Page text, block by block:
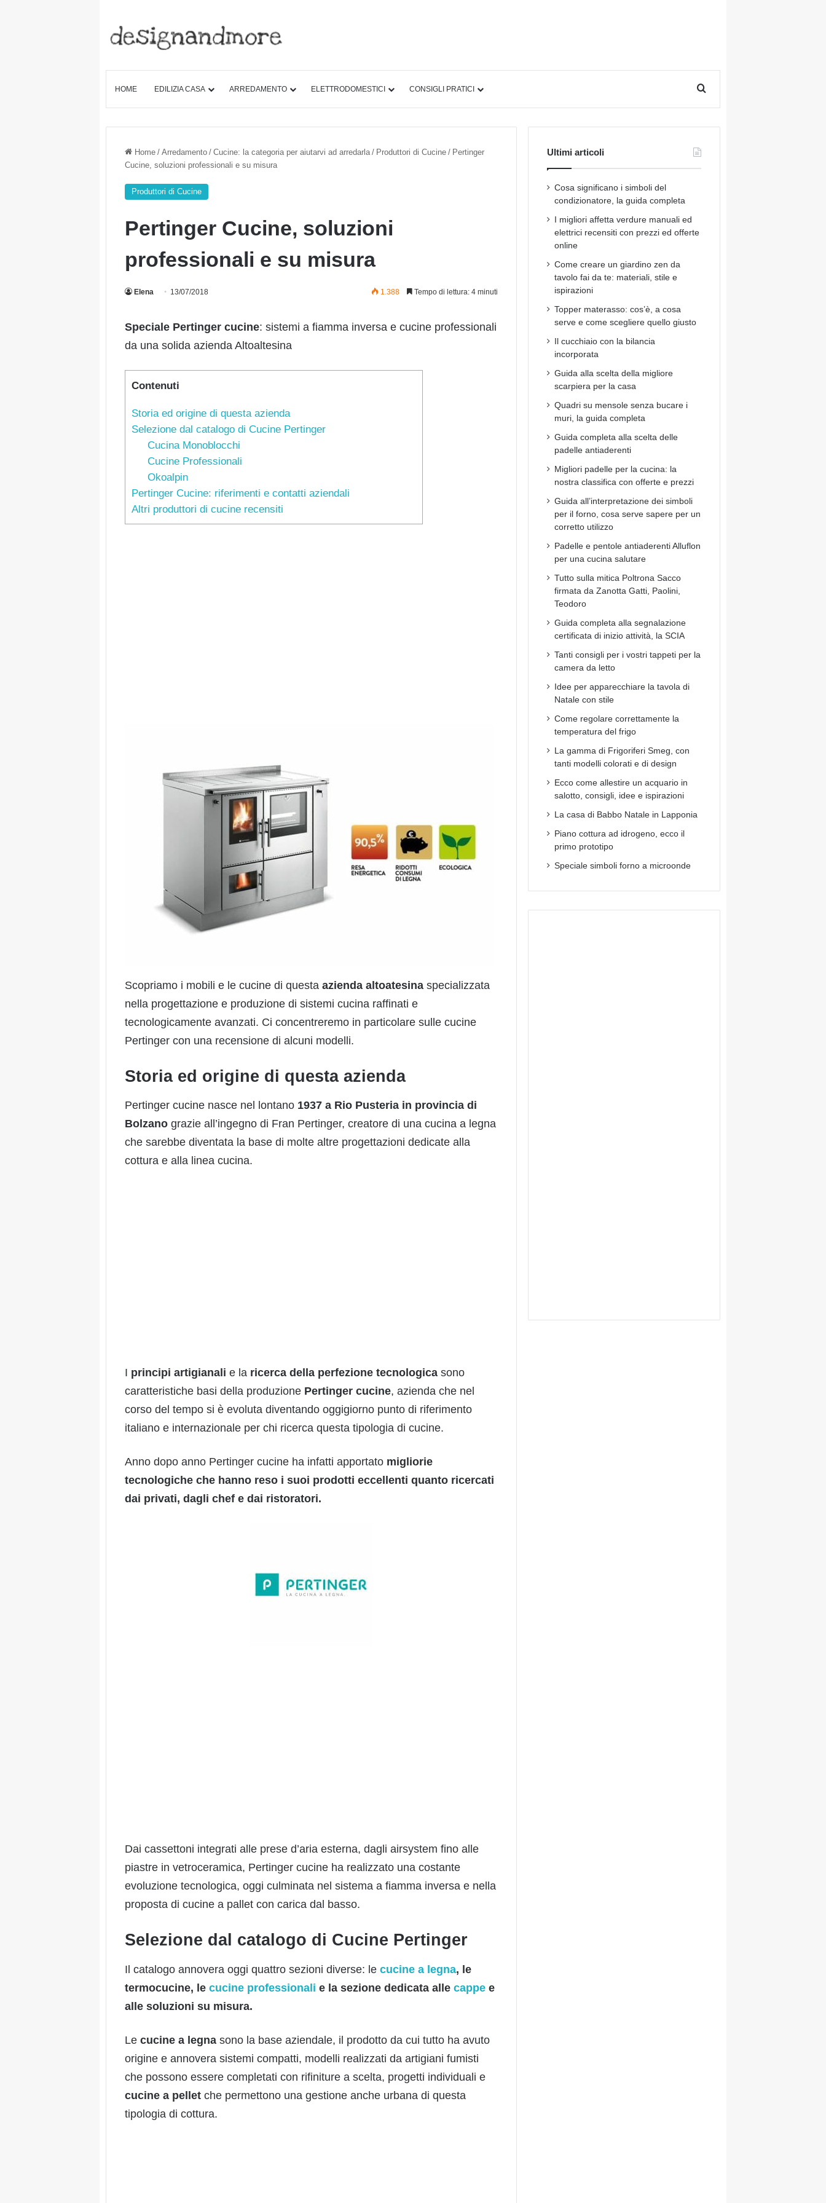
HOME EDILIZIA CASA ARREDAMENTO ELETTRODOMESTICI CONSIGLI PRATICI
Home / Arredamento / Cucine: la categoria per aiutarvi ad arredarla / Produttori di Cucine / Pertinger
Cucine, soluzioni professionali e su misura
Produttori di Cucine
Pertinger Cucine, soluzioni
professionali e su misura
Elena 13/07/2018 1.388 Tempo di lettura: 4 minuti
Speciale Pertinger cucine: sistemi a fiamma inversa e cucine professionali
da una solida azienda Altoaltesina
Contenuti
Storia ed origine di questa azienda
Selezione dal catalogo di Cucine Pertinger
Cucina Monoblocchi
Cucine Professionali
Okoalpin
Pertinger Cucine: riferimenti e contatti aziendali
Altri produttori di cucine recensiti
Scopriamo i mobili e le cucine di questa azienda altoatesina specializzata
nella progettazione e produzione di sistemi cucina raffinati e
tecnologicamente avanzati. Ci concentreremo in particolare sulle cucine
Pertinger con una recensione di alcuni modelli.
Storia ed origine di questa azienda
Pertinger cucine nasce nel lontano 1937 a Rio Pusteria in provincia di
Bolzano grazie all’ingegno di Fran Pertinger, creatore di una cucina a legna
che sarebbe diventata la base di molte altre progettazioni dedicate alla
cottura e alla linea cucina.
I principi artigianali e la ricerca della perfezione tecnologica sono
caratteristiche basi della produzione Pertinger cucine, azienda che nel
corso del tempo si è evoluta diventando oggigiorno punto di riferimento
italiano e internazionale per chi ricerca questa tipologia di cucine.
Anno dopo anno Pertinger cucine ha infatti apportato migliorie
tecnologiche che hanno reso i suoi prodotti eccellenti quanto ricercati
dai privati, dagli chef e dai ristoratori.
Dai cassettoni integrati alle prese d’aria esterna, dagli airsystem fino alle
piastre in vetroceramica, Pertinger cucine ha realizzato una costante
evoluzione tecnologica, oggi culminata nel sistema a fiamma inversa e nella
proposta di cucine a pallet con carica dal basso.
Selezione dal catalogo di Cucine Pertinger
Il catalogo annovera oggi quattro sezioni diverse: le cucine a legna, le
termocucine, le cucine professionali e la sezione dedicata alle cappe e
alle soluzioni su misura.
Le cucine a legna sono la base aziendale, il prodotto da cui tutto ha avuto
origine e annovera sistemi compatti, modelli realizzati da artigiani fumisti
che possono essere completati con rifiniture a scelta, progetti individuali e
cucine a pellet che permettono una gestione anche urbana di questa
tipologia di cottura.
Ultimi articoli
Cosa significano i simboli del
condizionatore, la guida completa
I migliori affetta verdure manuali ed
elettrici recensiti con prezzi ed offerte
online
Come creare un giardino zen da
tavolo fai da te: materiali, stile e
ispirazioni
Topper materasso: cos’è, a cosa
serve e come scegliere quello giusto
Il cucchiaio con la bilancia
incorporata
Guida alla scelta della migliore
scarpiera per la casa
Quadri su mensole senza bucare i
muri, la guida completa
Guida completa alla scelta delle
padelle antiaderenti
Migliori padelle per la cucina: la
nostra classifica con offerte e prezzi
Guida all’interpretazione dei simboli
per il forno, cosa serve sapere per un
corretto utilizzo
Padelle e pentole antiaderenti Alluflon
per una cucina salutare
Tutto sulla mitica Poltrona Sacco
firmata da Zanotta Gatti, Paolini,
Teodoro
Guida completa alla segnalazione
certificata di inizio attività, la SCIA
Tanti consigli per i vostri tappeti per la
camera da letto
Idee per apparecchiare la tavola di
Natale con stile
Come regolare correttamente la
temperatura del frigo
La gamma di Frigoriferi Smeg, con
tanti modelli colorati e di design
Ecco come allestire un acquario in
salotto, consigli, idee e ispirazioni
La casa di Babbo Natale in Lapponia
Piano cottura ad idrogeno, ecco il
primo prototipo
Speciale simboli forno a microonde